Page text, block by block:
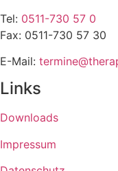
Tel: 0511-730 57 0
Fax: 0511-730 57 30
E-Mail:
Links
Downloads
Impressum